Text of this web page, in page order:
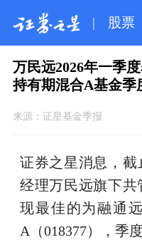
| 股票
万民远2026年一季
持有期混合A基金季
来源： 证星基金季报
证券之星消息，截
经理万民远旗下共
现最佳的为融通
A（018377），季